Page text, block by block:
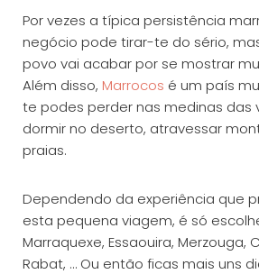
Por vezes a típica persistência
negócio pode tirar-te do sério,
povo vai acabar por se mostrar
Além disso, Marrocos é um país
te podes perder nas medinas das
dormir no deserto, atravessar
praias.
Dependendo da experiência que
esta pequena viagem, é só
Marraquexe, Essaouira, Merzouga,
Rabat, … Ou então ficas mais uns